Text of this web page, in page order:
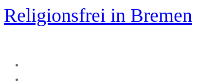
Zum
Inhalt
springen
Religionsfrei in Bremen